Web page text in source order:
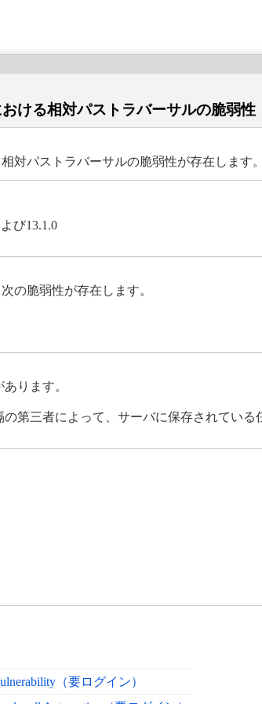
ける相対パストラバーサルの脆弱性
対パストラバーサルの脆弱性が存在します。
び13.1.0
の脆弱性が存在します。
ります。
第三者によって、サーバに保存されている
（要ログイン）